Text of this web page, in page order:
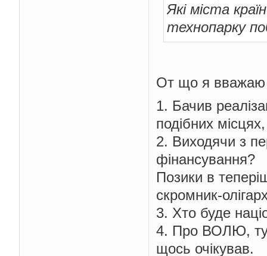
Які міста
технопарку
От що я вважаю
1. Бачив
подібних
2. Виходячи з
фінансування?
Позики в
скромник-
3. Хто буде
4. Про ВОЛЮ,
щось очікував.